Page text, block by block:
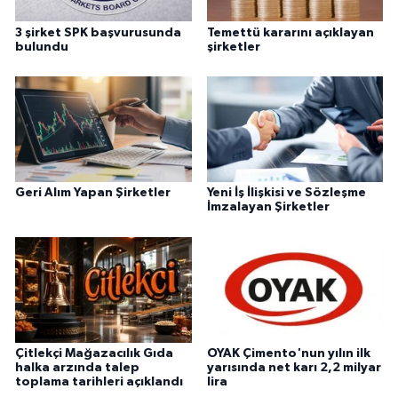
3 şirket SPK başvurusunda
bulundu
Temettü kararını açıklayan
şirketler
Geri Alım Yapan Şirketler
Yeni İş İlişkisi ve Sözleşme
İmzalayan Şirketler
Çitlekçi Mağazacılık Gıda
halka arzında talep
toplama tarihleri açıklandı
OYAK Çimento'nun yılın ilk
yarısında net karı 2,2 milyar
lira